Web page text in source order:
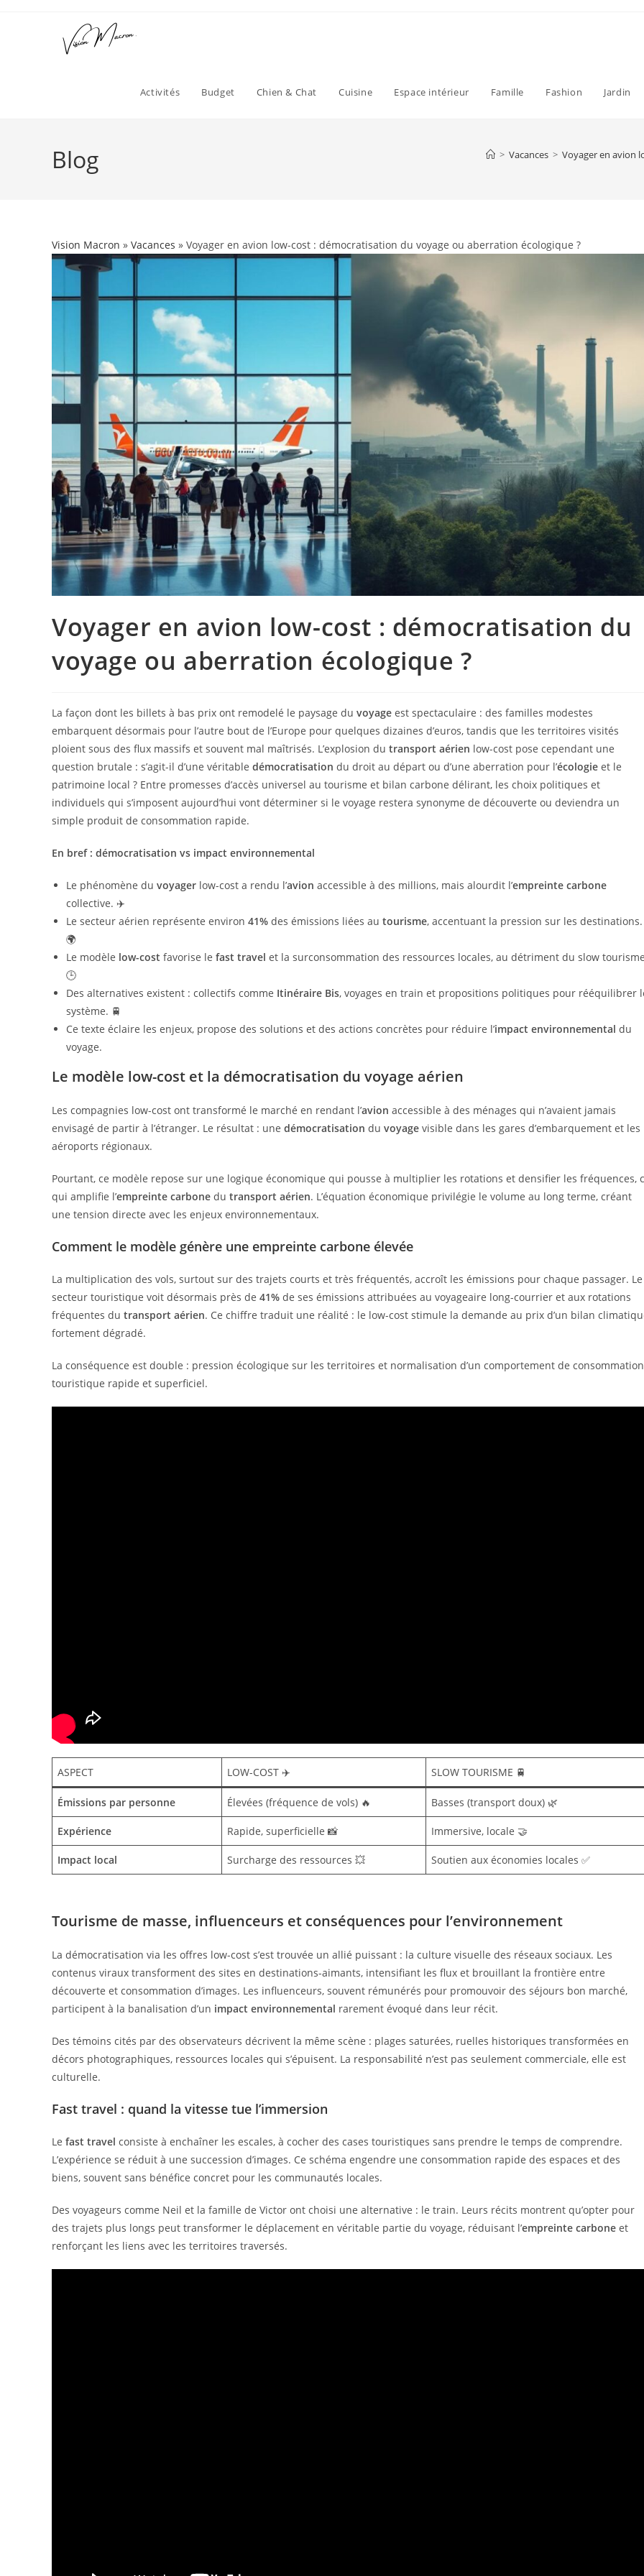
Activités Budget Chien & Chat Cuisine Espace intérieur Famille Fashion Jardin
Blog > Vacances > Voyager en avion
Vision Macron » Vacances » Voyager en avion low-cost : démocratisation du voyage ou aberration écologique ?
Voyager en avion low-cost : démocratisation du
voyage ou aberration écologique ?
La façon dont les billets à bas prix ont remodelé le paysage du voyage est spectaculaire : des familles modestes
embarquent désormais pour l’autre bout de l’Europe pour quelques dizaines d’euros, tandis que les territoires visités
ploient sous des flux massifs et souvent mal maîtrisés. L’explosion du transport aérien low-cost pose cependant une
question brutale : s’agit-il d’une véritable démocratisation du droit au départ ou d’une aberration pour l’écologie et le
patrimoine local ? Entre promesses d’accès universel au tourisme et bilan carbone délirant, les choix politiques et
individuels qui s’imposent aujourd’hui vont déterminer si le voyage restera synonyme de découverte ou deviendra un
simple produit de consommation rapide.
En bref : démocratisation vs impact environnemental
Le phénomène du voyager low-cost a rendu l’avion accessible à des millions, mais alourdit l’empreinte carbone
collective. ✈️
Le secteur aérien représente environ 41% des émissions liées au tourisme, accentuant la pression sur les destinations.
🌍
Le modèle low-cost favorise le fast travel et la surconsommation des ressources locales, au détriment du slow
🕒
Des alternatives existent : collectifs comme Itinéraire Bis, voyages en train et propositions politiques pour rééquilibrer
système. 🚆
Ce texte éclaire les enjeux, propose des solutions et des actions concrètes pour réduire l’impact environnemental du
voyage.
Le modèle low-cost et la démocratisation du voyage aérien
Les compagnies low-cost ont transformé le marché en rendant l’avion accessible à des ménages qui n’avaient jamais
envisagé de partir à l’étranger. Le résultat : une démocratisation du voyage visible dans les gares d’embarquement et les
aéroports régionaux.
Pourtant, ce modèle repose sur une logique économique qui pousse à multiplier les rotations et densifier les fréquences,
qui amplifie l’empreinte carbone du transport aérien. L’équation économique privilégie le volume au long terme, créant
une tension directe avec les enjeux environnementaux.
Comment le modèle génère une empreinte carbone élevée
La multiplication des vols, surtout sur des trajets courts et très fréquentés, accroît les émissions pour chaque passager. Le
secteur touristique voit désormais près de 41% de ses émissions attribuées au voyageaire long-courrier et aux rotations
fréquentes du transport aérien. Ce chiffre traduit une réalité : le low-cost stimule la demande au prix d’un bilan
fortement dégradé.
La conséquence est double : pression écologique sur les territoires et normalisation d’un comportement de consommation
touristique rapide et superficiel.
ASPECT LOW-COST ✈️ SLOW TOURISME 🚆
Émissions par personne Élevées (fréquence de vols) 🔥 Basses (transport doux) 🌿
Expérience Rapide, superficielle 📸 Immersive, locale 🤝
Impact local Surcharge des ressources 💥 Soutien aux économies locales ✅
Tourisme de masse, influenceurs et conséquences pour l’environnement
La démocratisation via les offres low-cost s’est trouvée un allié puissant : la culture visuelle des réseaux sociaux. Les
contenus viraux transforment des sites en destinations-aimants, intensifiant les flux et brouillant la frontière entre
découverte et consommation d’images. Les influenceurs, souvent rémunérés pour promouvoir des séjours bon marché,
participent à la banalisation d’un impact environnemental rarement évoqué dans leur récit.
Des témoins cités par des observateurs décrivent la même scène : plages saturées, ruelles historiques transformées en
décors photographiques, ressources locales qui s’épuisent. La responsabilité n’est pas seulement commerciale, elle est
culturelle.
Fast travel : quand la vitesse tue l’immersion
Le fast travel consiste à enchaîner les escales, à cocher des cases touristiques sans prendre le temps de comprendre.
L’expérience se réduit à une succession d’images. Ce schéma engendre une consommation rapide des espaces et des
biens, souvent sans bénéfice concret pour les communautés locales.
Des voyageurs comme Neil et la famille de Victor ont choisi une alternative : le train. Leurs récits montrent qu’opter pour
des trajets plus longs peut transformer le déplacement en véritable partie du voyage, réduisant l’empreinte carbone et
renforçant les liens avec les territoires traversés.